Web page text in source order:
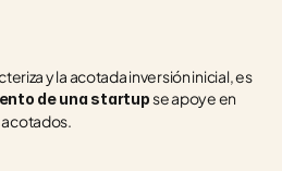
y la acotada inversión inicial, es
de una startup se apoye en